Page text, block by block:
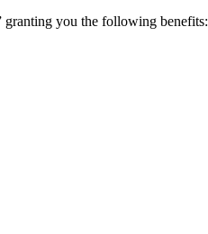
you the following benefits: